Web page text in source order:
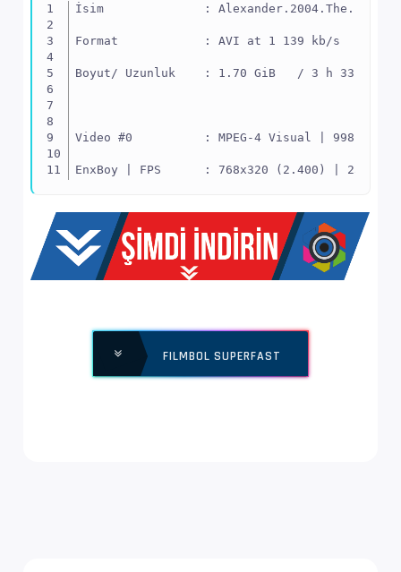
İsim              :
Format            : AVI at 1 139 kb/s
Boyut/ Uzunluk    : 1.70 GiB   / 3 h 33 min
Video #0          : MPEG-4 Visual | 998 kb/s
EnxBoy | FPS      : 768x320 (2.400) | 23.976
Ses  #1           : MPEG Audio | 128 kb/s
FILMBOL SUPERFAST